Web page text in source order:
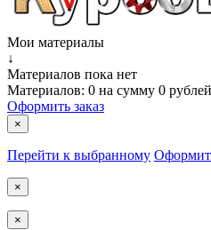
Мои материалы
↓
Материалов пока нет
Материалов: 0 на сумму 0 рублей
Оформить заказ
×
Перейти к выбранному
×
×